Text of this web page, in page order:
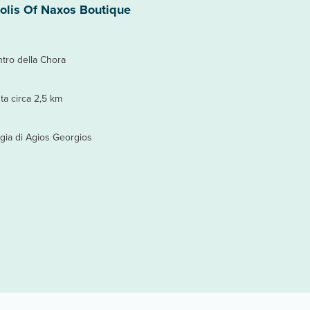
della Chora
circa 2,5 km
di Agios Georgios
Of Naxos Boutique